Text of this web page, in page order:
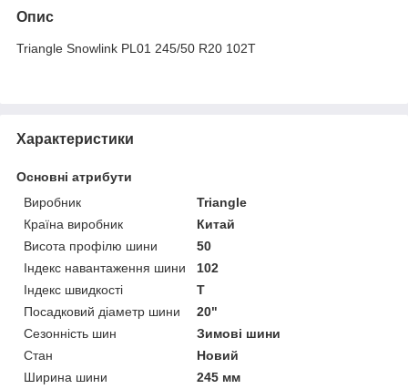
Опис
Triangle Snowlink PL01 245/50 R20 102T
Характеристики
Основні атрибути
Виробник
Triangle
Країна виробник
Китай
Висота профілю шини
50
Індекс навантаження шини
102
Індекс швидкості
T
Посадковий діаметр шини
20"
Сезонність шин
Зимові шини
Стан
Новий
Ширина шини
245 мм